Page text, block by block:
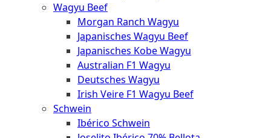
Wagyu Beef
Morgan Ranch Wagyu
Japanisches Wagyu Beef
Japanisches Kobe Wagyu
Australian F1 Wagyu
Deutsches Wagyu
Irish Veire F1 Wagyu Beef
Schwein
Ibérico Schwein